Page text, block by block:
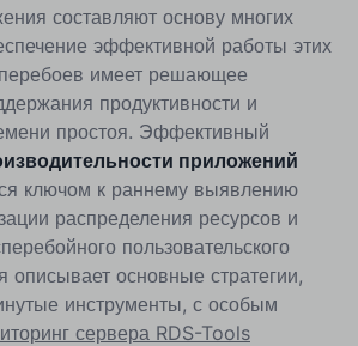
составляют основу многих
эффективной работы этих
имеет решающее
продуктивности и
простоя. Эффективный
приложений
ключом к раннему выявлению
распределения ресурсов и
пользовательского
описывает основные стратегии,
инструменты, с особым
сервера RDS-Tools